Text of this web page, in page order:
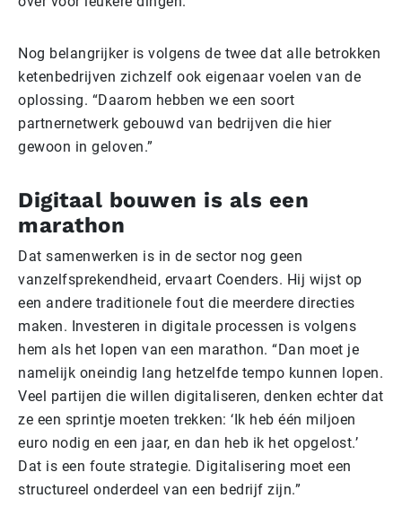
Nog belangrijker is volgens de twee dat alle betrokken
ketenbedrijven zichzelf ook eigenaar voelen van de
oplossing. “Daarom hebben we een soort
partnernetwerk gebouwd van bedrijven die hier
gewoon in geloven.”
Digitaal bouwen is als een
marathon
Dat samenwerken is in de sector nog geen
vanzelfsprekendheid, ervaart Coenders. Hij wijst op
een andere traditionele fout die meerdere directies
maken. Investeren in digitale processen is volgens
hem als het lopen van een marathon. “Dan moet je
namelijk oneindig lang hetzelfde tempo kunnen lopen.
Veel partijen die willen digitaliseren, denken echter dat
ze een sprintje moeten trekken: ‘Ik heb één miljoen
euro nodig en een jaar, en dan heb ik het opgelost.’
Dat is een foute strategie. Digitalisering moet een
structureel onderdeel van een bedrijf zijn.”